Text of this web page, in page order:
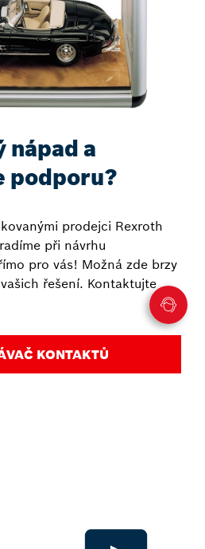
nápad a
podporu?
prodejci Rexroth
při návrhu
pro vás! Možná zde brzy
řešení. Kontaktujte
KONTAKTŮ